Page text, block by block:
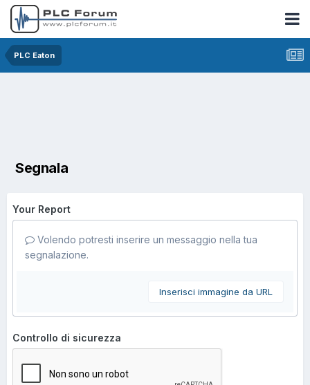
PLC Eaton
Segnala
Your Report
Volendo potresti inserire un messaggio nella tua
segnalazione.
Inserisci immagine da URL
Controllo di sicurezza